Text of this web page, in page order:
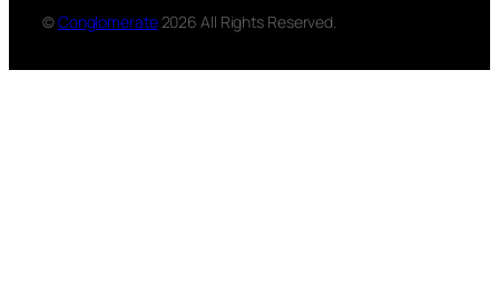
©Conglomerate2026 All Rights Reserved.